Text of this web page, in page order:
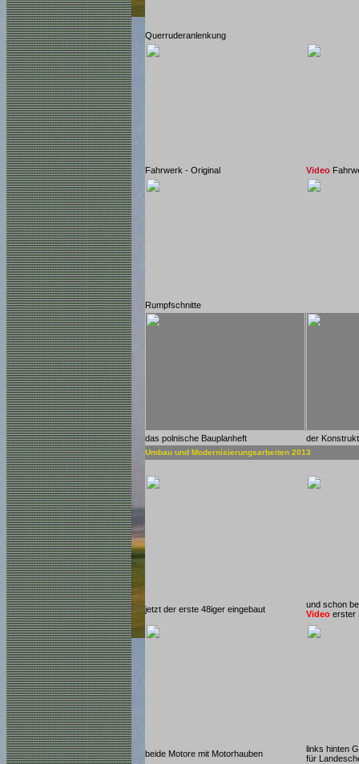
Querruderanlenkung
Fahrwerk - Original Video
Rumpfschnitte
das polnische Bauplanheft der
Umbau und Modernisierungsarbeiten 2013
jetzt der erste 48iger eingebaut
und schon
Video erster
beide Motore mit Motorhauben
links hinten
für